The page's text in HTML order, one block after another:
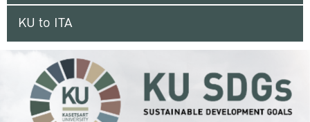
KU to ITA